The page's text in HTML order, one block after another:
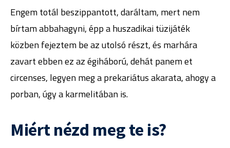
Engem totál beszippantott, daráltam, mert nem
bírtam abbahagyni, épp a huszadikai tüzijáték
közben fejeztem be az utolsó részt, és marhára
zavart ebben ez az égiháború, dehát panem et
circenses, legyen meg a prekariátus akarata, ahogy a
porban, úgy a karmelitában is.
Miért nézd meg te is?